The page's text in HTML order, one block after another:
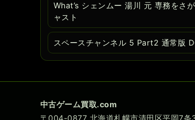
What’s シェンムー 湯川 元 専務をさ
ャスト
スペースチャンネル 5 Part2 通常版
中古ゲーム買取.com
〒004-0877 北海道札幌市清田区平岡7